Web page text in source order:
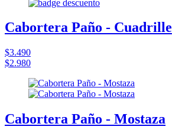
Cabortera Paño - Cuadrille
$3.490
$2.980
Cabortera Paño - Mostaza